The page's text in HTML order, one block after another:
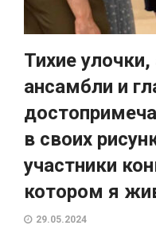
Тихие
ансамбли и
в своих
участники
котором я
29.05.2024